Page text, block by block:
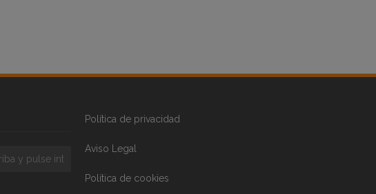
Política de privacidad
Aviso Legal
Política de cookies